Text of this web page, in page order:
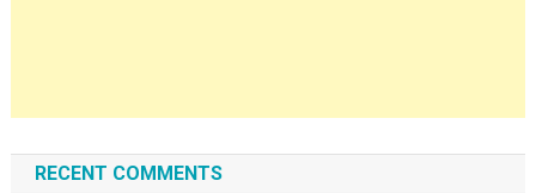
RECENT COMMENTS